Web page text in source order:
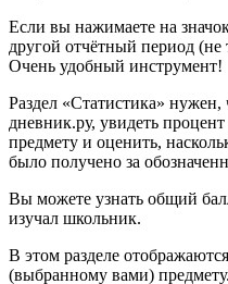
Если вы нажимаете на
другой отчётный период
Очень удобный инструмент!
Раздел «Статистика»
дневник.ру, увидеть
предмету и оценить,
было получено за
Вы можете узнать общий
изучал школьник.
В этом разделе
(выбранному вами)